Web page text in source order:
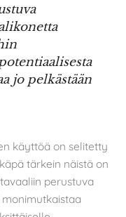
jo pelkästään
käyttöä on selitetty
tärkein näistä on
perustuva